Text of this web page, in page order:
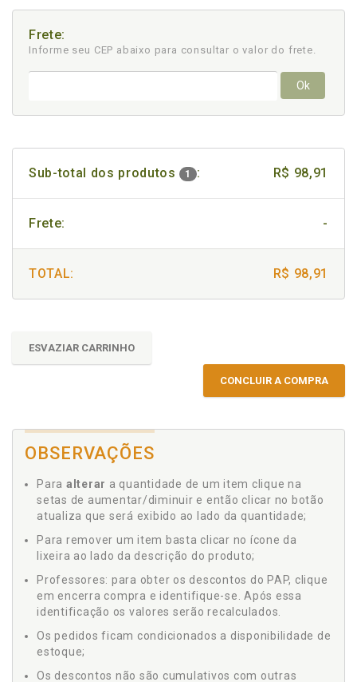
Frete:
Informe seu CEP abaixo para consultar o valor do frete.
Ok
Sub-total dos produtos 1 : R$ 98,91
Frete: -
TOTAL: R$ 98,91
ESVAZIAR CARRINHO
CONCLUIR A COMPRA
OBSERVAÇÕES
Para alterar a quantidade de um item clique na
setas de aumentar/diminuir e então clicar no botão
atualiza que será exibido ao lado da quantidade;
Para remover um item basta clicar no ícone da
lixeira ao lado da descrição do produto;
Professores: para obter os descontos do PAP, clique
em encerra compra e identifique-se. Após essa
identificação os valores serão recalculados.
Os pedidos ficam condicionados a disponibilidade de
estoque;
Os descontos não são cumulativos com outras